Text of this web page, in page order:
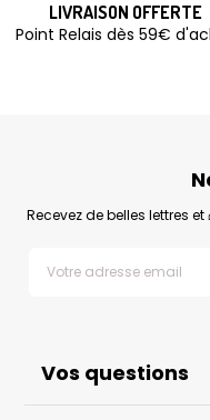
LIVRAISON OFFERTE
Point Relais dès 59€
Vos questions
Recevez de belles lettres